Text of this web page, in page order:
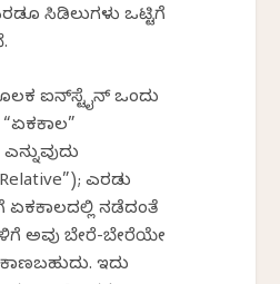
ಸಿಡಿಲುಗಳು ಒಟ್ಟಿಗೆ
ಐನ್‌ಸ್ಟೈನ್ ಒಂದು
ಎರಡು
ಏಕಕಾಲದಲ್ಲಿ ನಡೆದಂತೆ
ಅವು ಬೇರೆ-ಬೇರೆಯೇ
ಇದು